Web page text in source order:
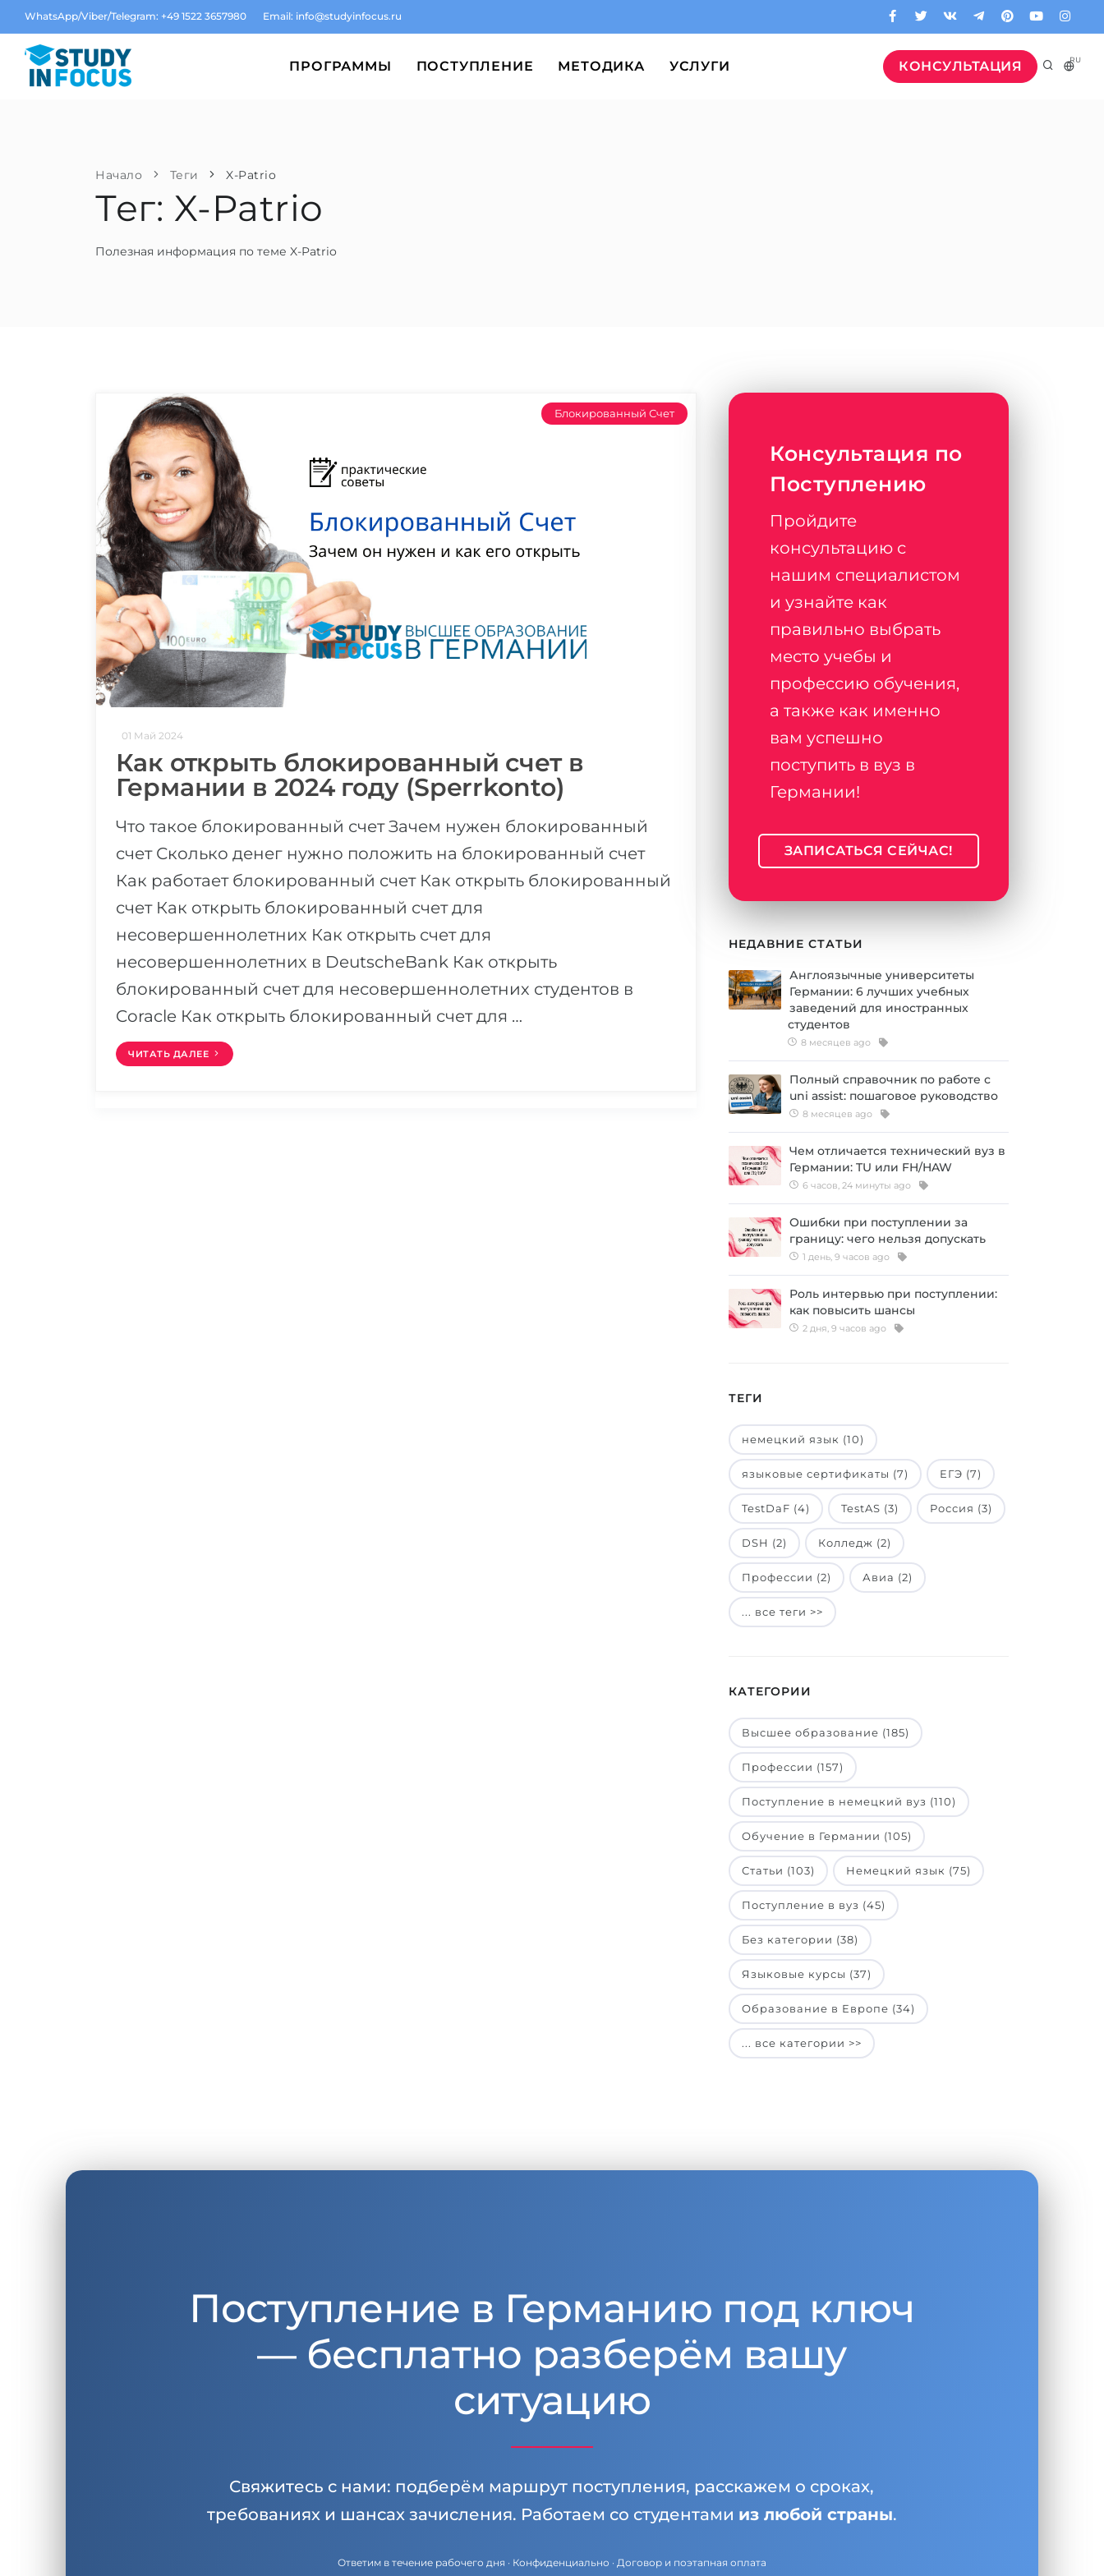
WhatsApp/Viber/Telegram: +49 1522 3657980 Email: info@studyinfocus.ru
КОНСУЛЬТАЦИЯ RU
ПРОГРАММЫ ПОСТУПЛЕНИЕ МЕТОДИКА УСЛУГИ
Начало Теги X-Patrio
Тег: X-Patrio
Полезная информация по теме X-Patrio
Блокированный Счет
01 Май 2024
Как открыть блокированный счет в
Германии в 2024 году (Sperrkonto)
Что такое блокированный счет Зачем нужен блокированный
счет Сколько денег нужно положить на блокированный счет
Как работает блокированный счет Как открыть блокированный
счет Как открыть блокированный счет для
несовершеннолетних Как открыть счет для
несовершеннолетних в DeutscheBank Как открыть
блокированный счет для несовершеннолетних студентов в
Coracle Как открыть блокированный счет для …
ЧИТАТЬ ДАЛЕЕ
Консультация по
Поступлению
Пройдите
консультацию с
нашим специалистом
и узнайте как
правильно выбрать
место учебы и
профессию обучения,
а также как именно
вам успешно
поступить в вуз в
Германии!
ЗАПИСАТЬСЯ СЕЙЧАС!
НЕДАВНИЕ СТАТЬИ
Англоязычные университеты
Германии: 6 лучших учебных
заведений для иностранных
студентов
8 месяцев ago
Полный справочник по работе с
uni assist: пошаговое руководство
8 месяцев ago
Чем отличается технический вуз в
Германии: TU или FH/HAW
6 часов, 24 минуты ago
Ошибки при поступлении за
границу: чего нельзя допускать
1 день, 9 часов ago
Роль интервью при поступлении:
как повысить шансы
2 дня, 9 часов ago
ТЕГИ
немецкий язык (10)
языковые сертификаты (7) ЕГЭ (7)
TestDaF (4) TestAS (3) Россия (3)
DSH (2) Колледж (2)
Профессии (2) Авиа (2)
... все теги >>
КАТЕГОРИИ
Высшее образование (185)
Профессии (157)
Поступление в немецкий вуз (110)
Обучение в Германии (105)
Статьи (103) Немецкий язык (75)
Поступление в вуз (45)
Без категории (38)
Языковые курсы (37)
Образование в Европе (34)
... все категории >>
Поступление в Германию под ключ
— бесплатно разберём вашу
ситуацию
Свяжитесь с нами: подберём маршрут поступления, расскажем о сроках,
требованиях и шансах зачисления. Работаем со студентами из любой страны.
Ответим в течение рабочего дня · Конфиденциально · Договор и поэтапная оплата